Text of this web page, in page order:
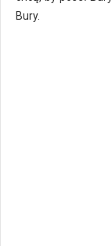
Bury.